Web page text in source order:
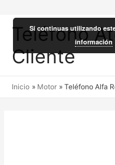
Teléfono
Cliente
Inicio Motor Teléfono Alfa
Si continuas utilizando
información